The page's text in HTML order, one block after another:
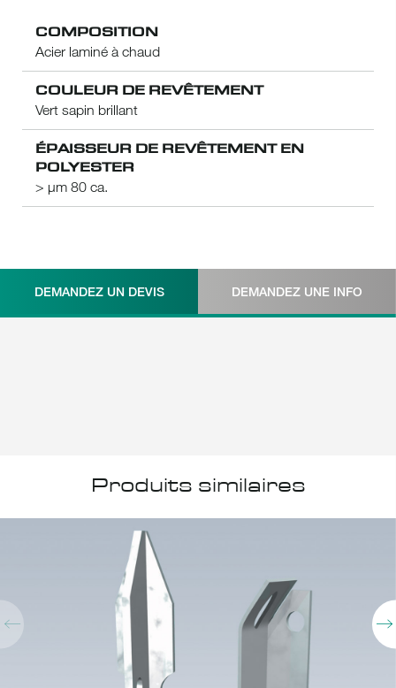
COMPOSITION
Acier laminé à chaud
COULEUR DE REVÊTEMENT
Vert sapin brillant
ÉPAISSEUR DE REVÊTEMENT EN
POLYESTER
> µm 80 ca.
DEMANDEZ UN DEVIS DEMANDEZ UNE INFO
Produits similaires